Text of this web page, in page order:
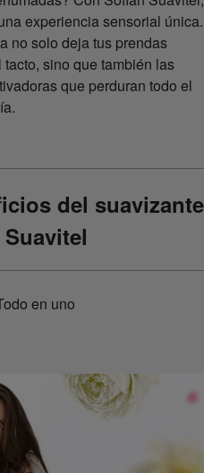
experiencia sensorial única.
no solo deja tus prendas
sino que también las
que perduran todo el
del suavizante
en uno